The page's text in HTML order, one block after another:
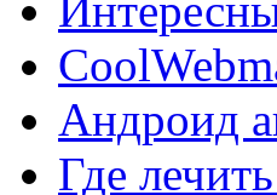
Андроид
Где